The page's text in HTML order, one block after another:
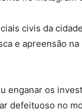
civis da
e apreensão na
enganar os
defeituoso no